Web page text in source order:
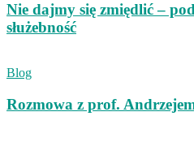
Nie dajmy się zmiędlić –
służebność
Blog
Rozmowa z prof.